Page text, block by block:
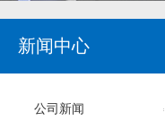
新闻中心
公司新闻